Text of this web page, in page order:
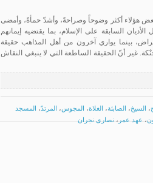
بعض هؤلاء أكثر وضوحاً وصراحةً، وأشدّ حمأةً، وأمضى
السابقة على الإسلام، بما يقتضيه إيمانهم
بينما يواري آخرون من أهل المذاهب حقيقة
غير أنّ الحقيقة الساطعة التي لا ينبغي النقاش
، السيخ، الصابئة، الغلاة، المجوس، المرتدّ، المسجد
، عهد عمر ، نصارى نجران